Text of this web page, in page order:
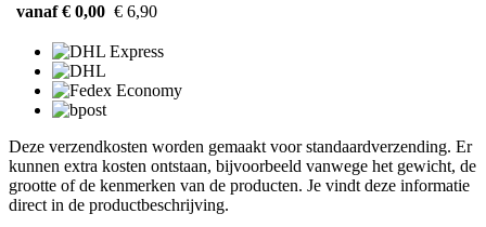
vanaf € 0,00 € 6,90
Deze verzendkosten worden gemaakt voor standaardverzending. Er
kunnen extra kosten ontstaan, bijvoorbeeld vanwege het gewicht, de
grootte of de kenmerken van de producten. Je vindt deze informatie
direct in de productbeschrijving.